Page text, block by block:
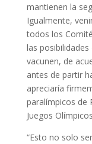
mantienen la
Igualmente,
todos los
las
vacunen, de
antes de partir
apreciaría
paralímpicos de
Juegos
“Esto no solo